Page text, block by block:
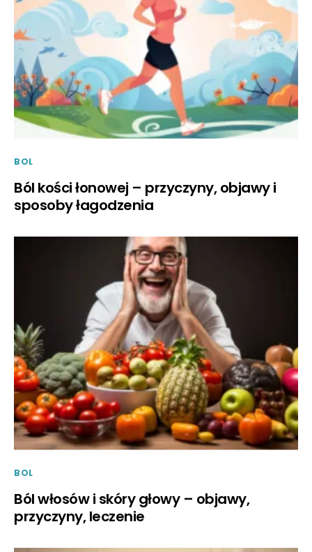
BOL
Ból kości łonowej – przyczyny, objawy i
sposoby łagodzenia
BOL
Ból włosów i skóry głowy – objawy,
przyczyny, leczenie